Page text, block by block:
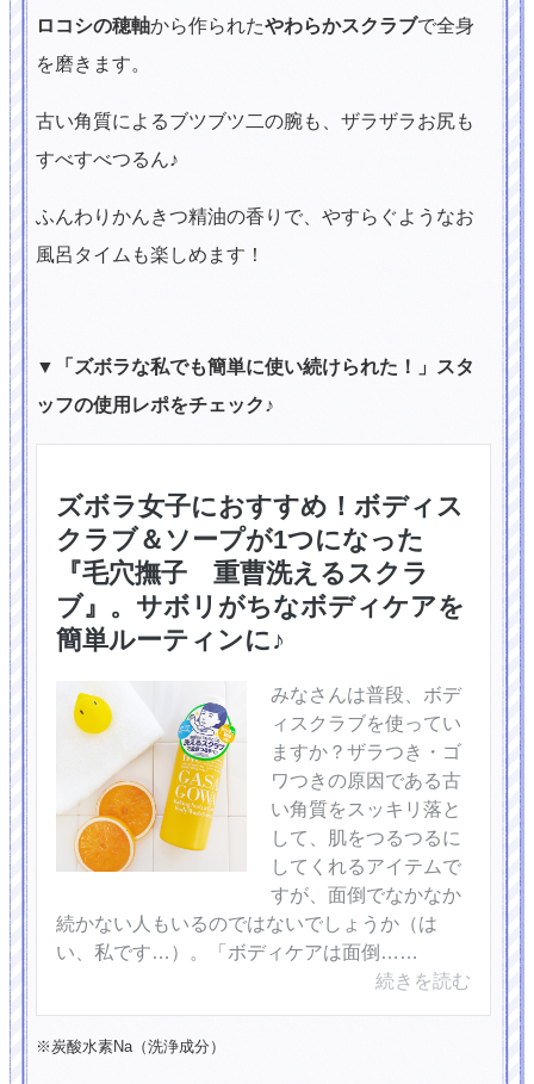
ロコシの穂軸から作られたやわらかスクラブで全身
を磨きます。
古い角質によるブツブツ二の腕も、ザラザラお尻も
すべすべつるん♪
ふんわりかんきつ精油の香りで、やすらぐようなお
風呂タイムも楽しめます！
▼「ズボラな私でも簡単に使い続けられた！」スタ
ッフの使用レポをチェック♪
ズボラ女子におすすめ！ボディス
クラブ＆ソープが1つになった
『毛穴撫子 重曹洗えるスクラ
ブ』。サボリがちなボディケアを
簡単ルーティンに♪
みなさんは普段、ボデ
ィスクラブを使ってい
ますか？ザラつき・ゴ
ワつきの原因である古
い角質をスッキリ落と
して、肌をつるつるに
してくれるアイテムで
すが、面倒でなかなか
続かない人もいるのではないでしょうか（は
い、私です…）。「ボディケアは面倒……
続きを読む
※炭酸水素Na（洗浄成分）